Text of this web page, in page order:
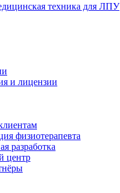
техника для ЛПУ
и лицензии
физиотерапевта
разработка
центр